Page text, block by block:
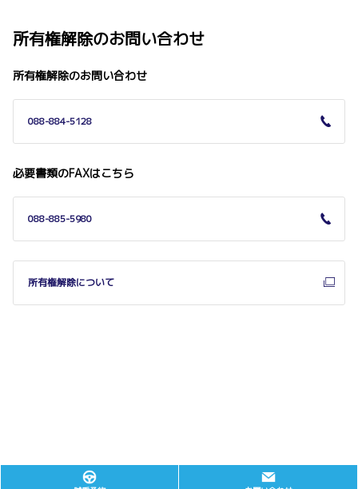
詳しくはこちら
2026-04-03
ランドクルーザー250 一部改良
ランドクルーザー250シリーズの
所有権解除のお問い合わせ
所有権解除のお問い合わせ
088-884-5128
必要書類のFAXはこちら
088-885-5980
所有権解除について